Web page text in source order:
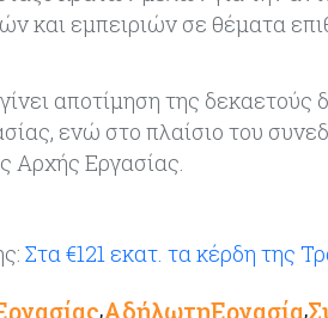
και εμπειριών σε θέματα
αποτίμηση της
ενώ στο πλαίσιο του
Αρχής Εργασίας.
Στα €121 εκατ. τα κέρδη της
,ΑδήλωτηΕργασία,